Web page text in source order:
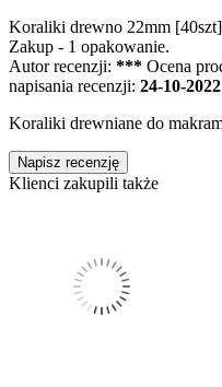
Koraliki drewno 22mm
Zakup - 1 opakowanie.
Autor recenzji: *** Ocena
napisania recenzji: 24-10-2022
Koraliki drewniane do
Napisz recenzję
Klienci zakupili także